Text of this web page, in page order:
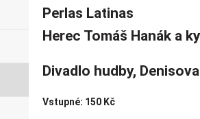
Perlas Latinas
Herec Tomáš Hanák a
Divadlo hudby,
Vstupné: 150 Kč